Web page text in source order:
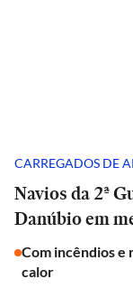
CARREGADOS DE
Navios da 2ª
Danúbio em
Com incêndios e
calor